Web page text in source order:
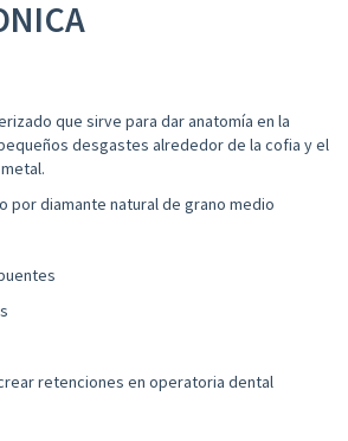
que sirve para dar anatomía en la
desgastes alrededor de la cofia y el
por diamante natural de grano medio
retenciones en operatoria dental